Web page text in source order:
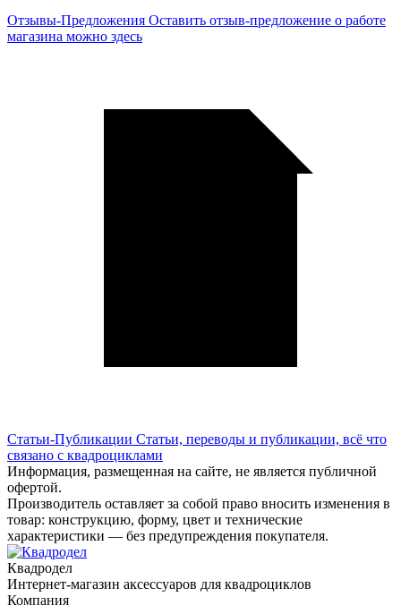
Отзывы-Предложения Оставить отзыв-предложение о работе
магазина можно здесь
Статьи-Публикации Статьи, переводы и публикации, всё что
связано с квадроциклами
Информация, размещенная на сайте, не является публичной
офертой.
Производитель оставляет за собой право вносить изменения в
товар: конструкцию, форму, цвет и технические
характеристики — без предупреждения покупателя.
Квадродел
Интернет-магазин аксессуаров для квадроциклов
Компания